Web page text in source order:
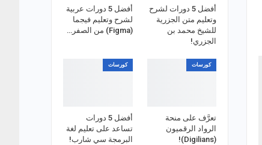
أفضل 5 دورات لشرح
وتعليم متن الجزرية
للشيخ محمد بن
الجزري!
أفضل 5 دورات عربية
لشرح وتعليم فيجما
(Figma) من الصفر…
كورسات
تعرَّف على منحة
الرواد الرقميون
(Digilians)!
كورسات
أفضل 5 دورات
تساعد على تعليم لغة
البرمجة سي شارب!